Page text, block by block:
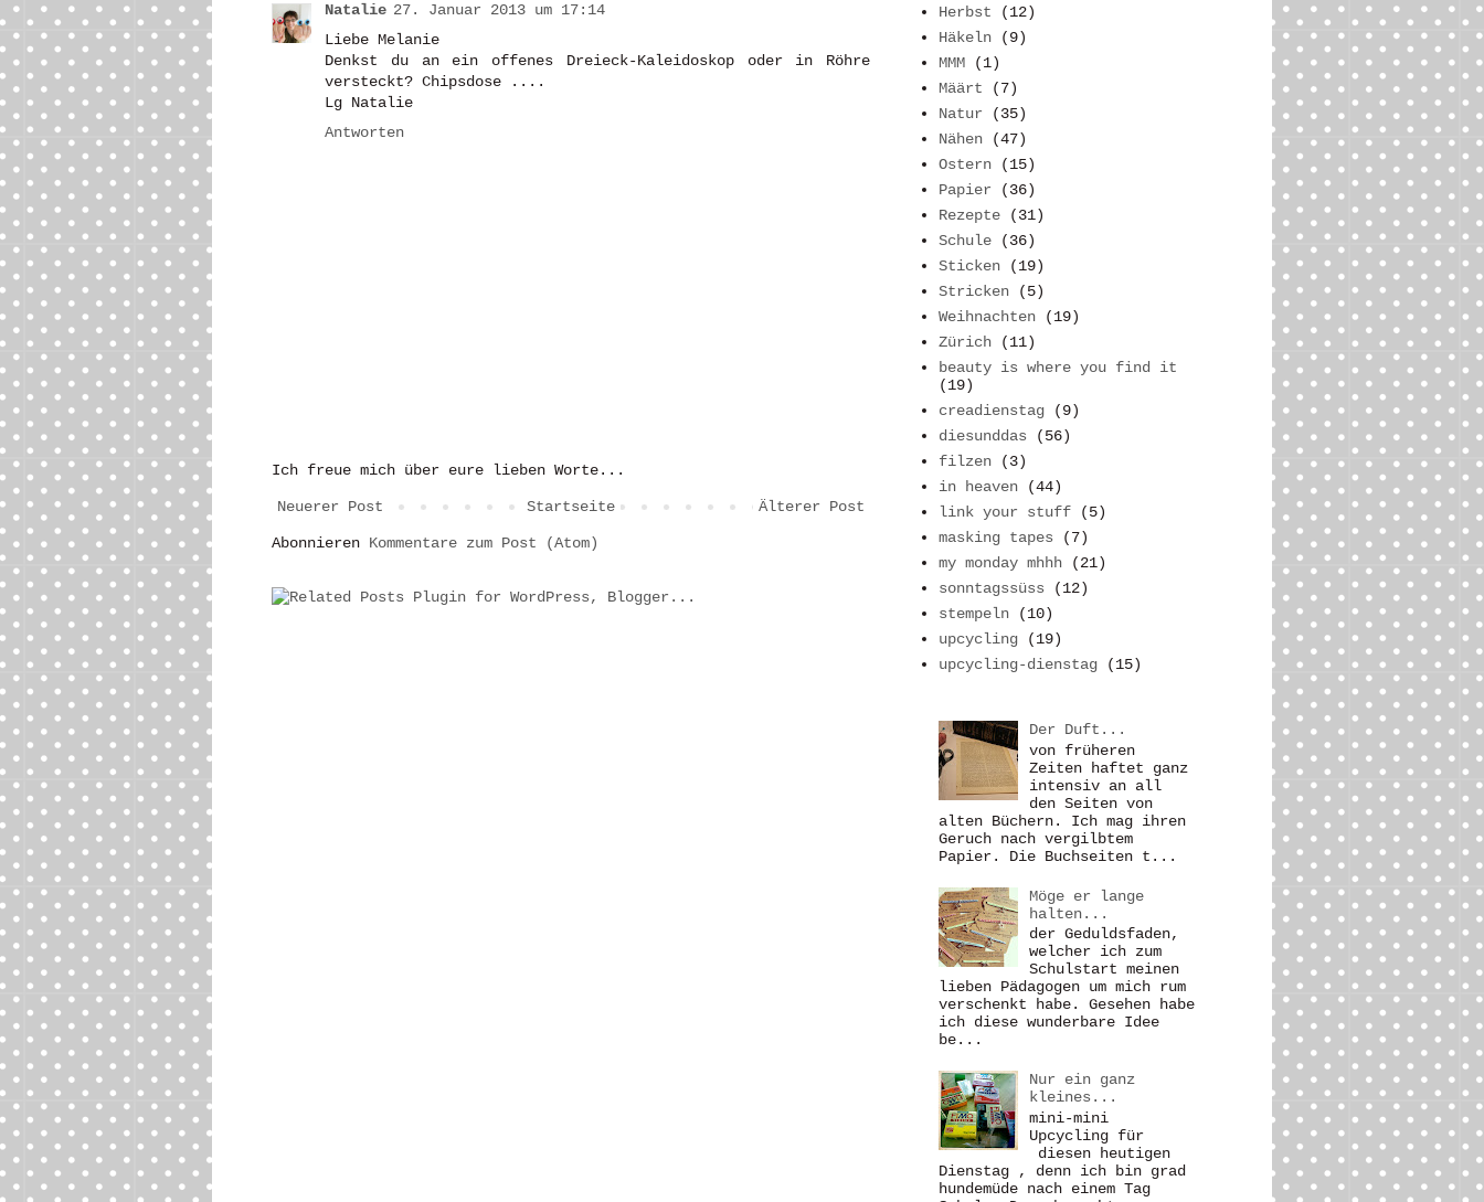
Natalie 27. Januar 2013 um 17:14
Liebe Melanie
Denkst du an ein offenes Dreieck-Kaleidoskop oder in Röhre
versteckt? Chipsdose ....
Lg Natalie
Antworten
Ich freue mich über eure lieben Worte...
Neuerer Post Älterer Post
Startseite
Abonnieren Kommentare zum Post (Atom)
Herbst
(12)
Häkeln
(9)
MMM
(1)
Määrt
(7)
Natur
(35)
Nähen
(47)
Ostern
(15)
Papier
(36)
Rezepte
(31)
Schule
(36)
Sticken
(19)
Stricken
(5)
Weihnachten
(19)
Zürich
(11)
beauty is where you find it
(19)
creadienstag
(9)
diesunddas
(56)
filzen
(3)
in heaven
(44)
link your stuff
(5)
masking tapes
(7)
my monday mhhh
(21)
sonntagssüss
(12)
stempeln
(10)
upcycling
(19)
upcycling-dienstag
(15)
Der Duft...
von früheren
Zeiten haftet ganz
intensiv an all
den Seiten von
alten Büchern. Ich mag ihren
Geruch nach vergilbtem
Papier. Die Buchseiten t...
Möge er lange
halten...
der Geduldsfaden,
welcher ich zum
Schulstart meinen
lieben Pädagogen um mich rum
verschenkt habe. Gesehen habe
ich diese wunderbare Idee
be...
Nur ein ganz
kleines...
mini-mini
Upcycling für
diesen heutigen
Dienstag , denn ich bin grad
hundemüde nach einem Tag